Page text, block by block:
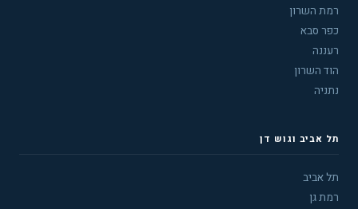
רמת השרון
כפר סבא
רעננה
הוד השרון
נתניה
תל אביב וגוש דן
תל אביב
רמת גן